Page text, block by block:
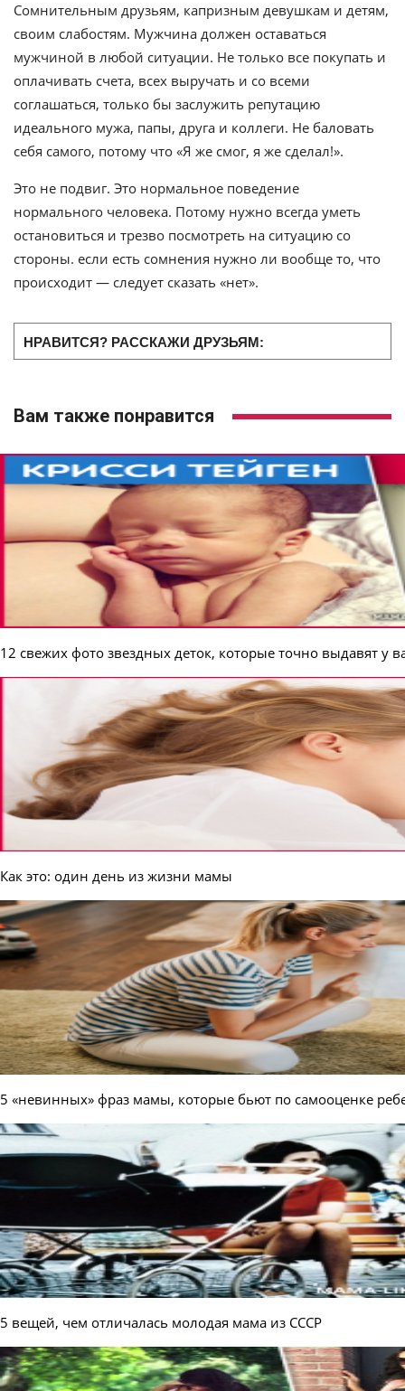
Сомнительным друзьям, капризным девушкам и детям,
своим слабостям. Мужчина должен оставаться
мужчиной в любой ситуации. Не только все покупать и
оплачивать счета, всех выручать и со всеми
соглашаться, только бы заслужить репутацию
идеального мужа, папы, друга и коллеги. Не баловать
себя самого, потому что «Я же смог, я же сделал!».
Это не подвиг. Это нормальное поведение
нормального человека. Потому нужно всегда уметь
остановиться и трезво посмотреть на ситуацию со
стороны. если есть сомнения нужно ли вообще то, что
происходит — следует сказать «нет».
НРАВИТСЯ? РАССКАЖИ ДРУЗЬЯМ:
Вам также понравится
12 свежих фото звездных деток, которые точно выдавят у
Как это: один день из жизни мамы
5 «невинных» фраз мамы, которые бьют по самооценке
5 вещей, чем отличалась молодая мама из СССР